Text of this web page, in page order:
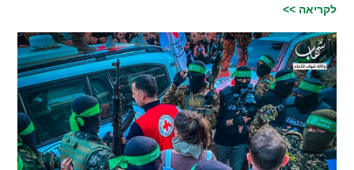
לקריאה >>